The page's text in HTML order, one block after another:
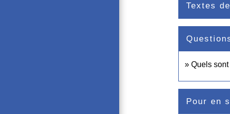
Textes
Quels
Pour en